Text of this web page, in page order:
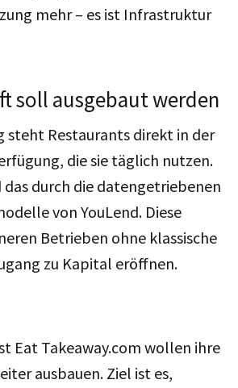
mehr – es ist Infrastruktur
soll ausgebaut werden
steht Restaurants direkt in der
die sie täglich nutzen.
durch die datengetriebenen
von YouLend. Diese
Betrieben ohne klassische
zu Kapital eröffnen.
Eat Takeaway.com wollen ihre
ausbauen. Ziel ist es,